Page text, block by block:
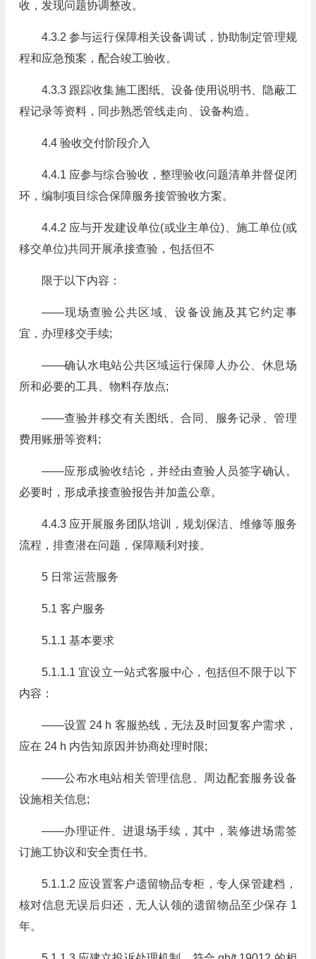
收，发现问题协调整改。
4.3.2 参与运行保障相关设备调试，协助制定管理规
程和应急预案，配合竣工验收。
4.3.3 跟踪收集施工图纸、设备使用说明书、隐蔽工
程记录等资料，同步熟悉管线走向、设备构造。
4.4 验收交付阶段介入
4.4.1 应参与综合验收，整理验收问题清单并督促闭
环，编制项目综合保障服务接管验收方案。
4.4.2 应与开发建设单位(或业主单位)、施工单位(或
移交单位)共同开展承接查验，包括但不
限于以下内容：
——现场查验公共区域、设备设施及其它约定事
宜，办理移交手续;
——确认水电站公共区域运行保障人办公、休息场
所和必要的工具、物料存放点;
——查验并移交有关图纸、合同、服务记录、管理
费用账册等资料;
——应形成验收结论，并经由查验人员签字确认。
必要时，形成承接查验报告并加盖公章。
4.4.3 应开展服务团队培训，规划保洁、维修等服务
流程，排查潜在问题，保障顺利对接。
5 日常运营服务
5.1 客户服务
5.1.1 基本要求
5.1.1.1 宜设立一站式客服中心，包括但不限于以下
内容：
——设置 24 h 客服热线，无法及时回复客户需求，
应在 24 h 内告知原因并协商处理时限;
——公布水电站相关管理信息、周边配套服务设备
设施相关信息;
——办理证件、进退场手续，其中，装修进场需签
订施工协议和安全责任书。
5.1.1.2 应设置客户遗留物品专柜，专人保管建档，
核对信息无误后归还，无人认领的遗留物品至少保存 1
年。